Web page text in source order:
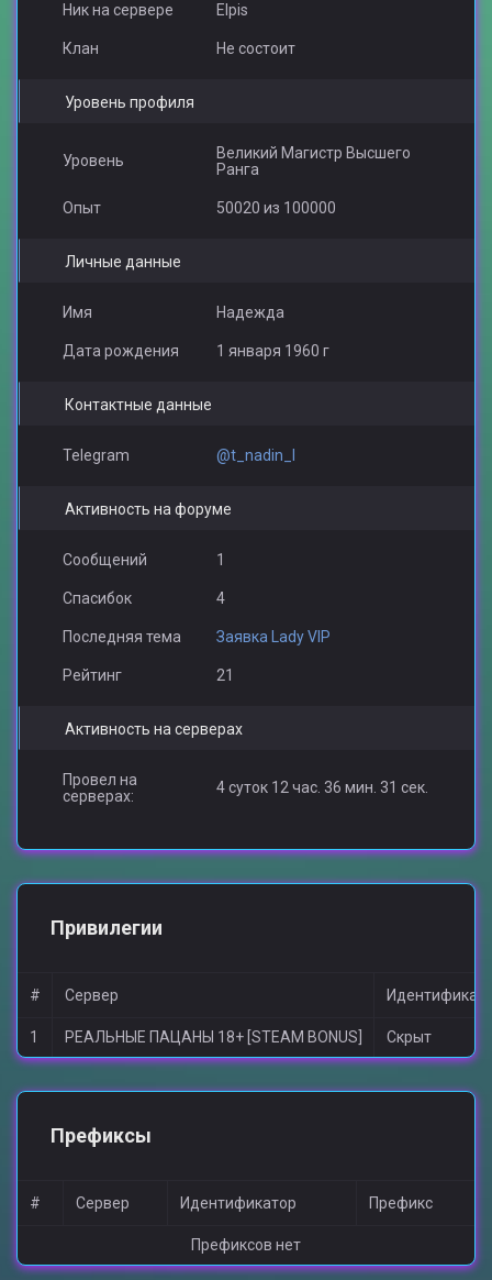
Ник на сервере Elpis
Клан Не состоит
Уровень профиля
Уровень
Великий Магистр Высшего
Ранга
Опыт 50020 из 100000
Личные данные
Имя Надежда
Дата рождения 1 января 1960 г
Контактные данные
Telegram @t_nadin_l
Активность на форуме
Сообщений 1
Спасибок 4
Последняя тема Заявка Lady VIP
Рейтинг 21
Активность на серверах
Провел на
серверах:
4 суток 12 час. 36 мин. 31 сек.
Привилегии
# Сервер
1 РЕАЛЬНЫЕ ПАЦАНЫ 18+ [STEAM BONUS] Скрыт
Префиксы
# Сервер Идентификатор Префикс
Префиксов нет